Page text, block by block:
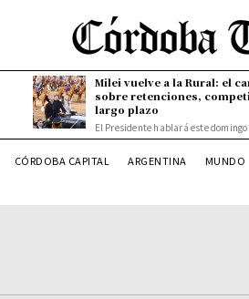
Milei vuelve a la Rural: el
sobre retenciones,
largo plazo
El Presidente hablará este domingo
CÓRDOBA CAPITAL ARGENTINA MUNDO